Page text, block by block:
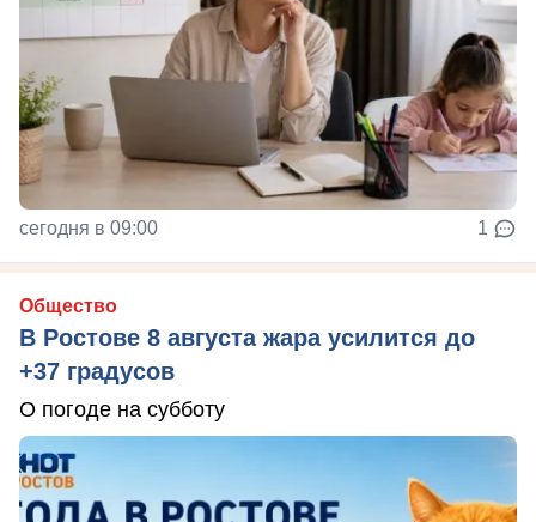
сегодня в 09:00 1
Общество
В Ростове 8 августа жара усилится до
+37 градусов
О погоде на субботу